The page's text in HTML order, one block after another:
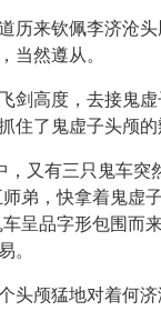
历来钦佩李济沧
当然遵从。
剑高度，去接鬼
住了鬼虚子头颅的
，又有三只鬼车突
弟，快拿着鬼虚
呈品字形包围而
。
头颅猛地对着何